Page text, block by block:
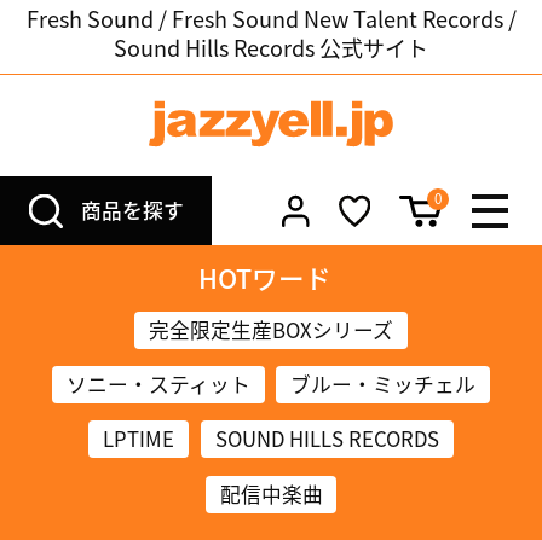
Fresh Sound / Fresh Sound New Talent Records /
Sound Hills Records 公式サイト
商品を探す 0
HOTワード
完全限定生産BOXシリーズ
ソニー・スティット
ブルー・ミッチェル
LPTIME
SOUND HILLS RECORDS
配信中楽曲